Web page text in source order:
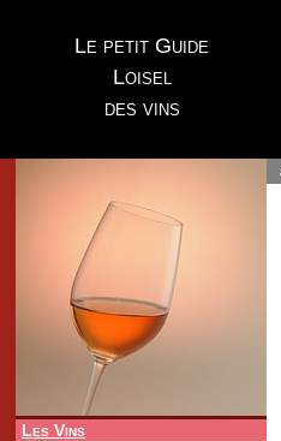
Le petit Guide
Loisel
des vins
Les Vins